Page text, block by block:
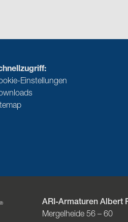
Einstellungen
ARI-Armaturen Albert
Mergelheide 56 – 60